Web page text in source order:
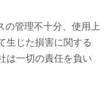
の管理不十分、使用上
生じた損害に関する
は一切の責任を負い